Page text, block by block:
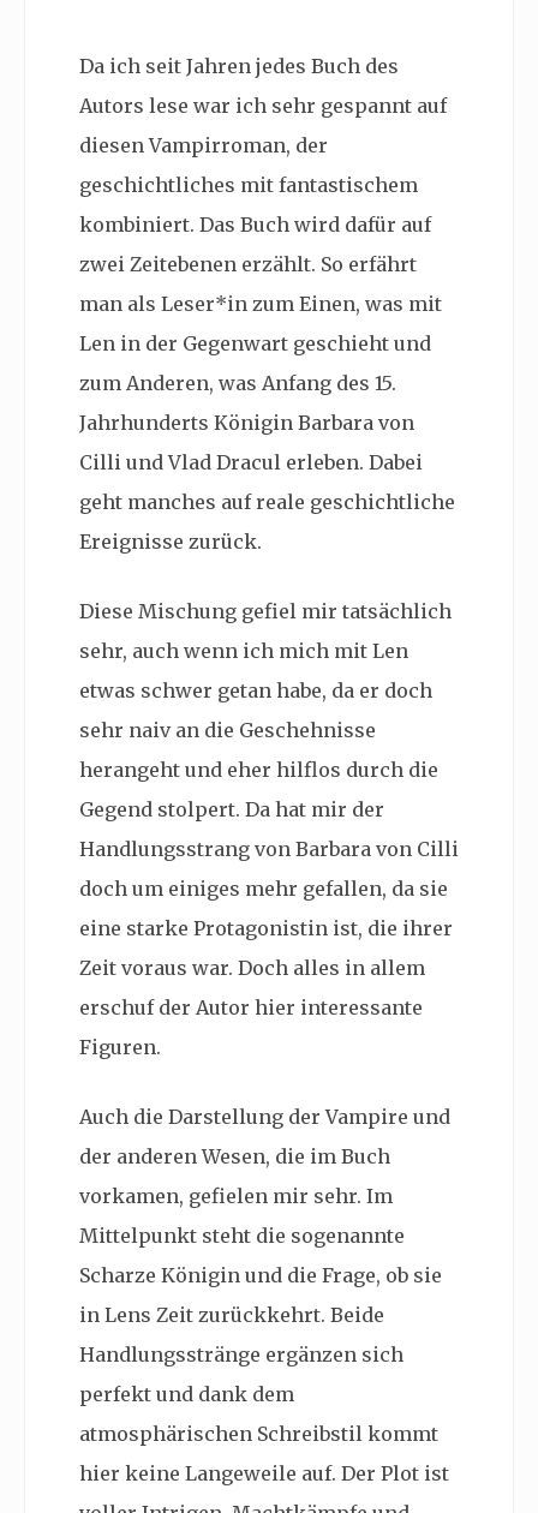
Da ich seit Jahren jedes Buch des
Autors lese war ich sehr gespannt auf
diesen Vampirroman, der
geschichtliches mit fantastischem
kombiniert. Das Buch wird dafür auf
zwei Zeitebenen erzählt. So erfährt
man als Leser*in zum Einen, was mit
Len in der Gegenwart geschieht und
zum Anderen, was Anfang des 15.
Jahrhunderts Königin Barbara von
Cilli und Vlad Dracul erleben. Dabei
geht manches auf reale geschichtliche
Ereignisse zurück.
Diese Mischung gefiel mir tatsächlich
sehr, auch wenn ich mich mit Len
etwas schwer getan habe, da er doch
sehr naiv an die Geschehnisse
herangeht und eher hilflos durch die
Gegend stolpert. Da hat mir der
Handlungsstrang von Barbara von Cilli
doch um einiges mehr gefallen, da sie
eine starke Protagonistin ist, die ihrer
Zeit voraus war. Doch alles in allem
erschuf der Autor hier interessante
Figuren.
Auch die Darstellung der Vampire und
der anderen Wesen, die im Buch
vorkamen, gefielen mir sehr. Im
Mittelpunkt steht die sogenannte
Scharze Königin und die Frage, ob sie
in Lens Zeit zurückkehrt. Beide
Handlungsstränge ergänzen sich
perfekt und dank dem
atmosphärischen Schreibstil kommt
hier keine Langeweile auf. Der Plot ist